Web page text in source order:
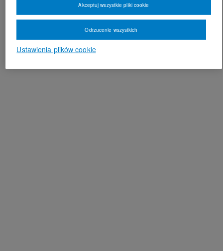
Ustawienia plików cookie
Odrzucenie wszystkich
Akceptuj wszystkie pliki cookie